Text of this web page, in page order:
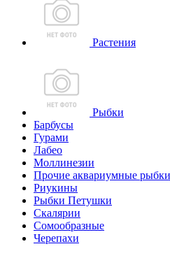
Растения
Рыбки
Барбусы
Гурами
Лабео
Моллинезии
Прочие аквариумные рыбки
Риукины
Рыбки Петушки
Скалярии
Сомообразные
Черепахи